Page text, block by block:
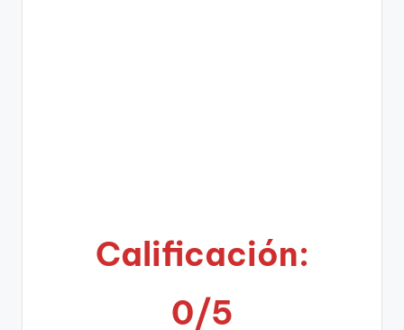
Calificación:
0/5